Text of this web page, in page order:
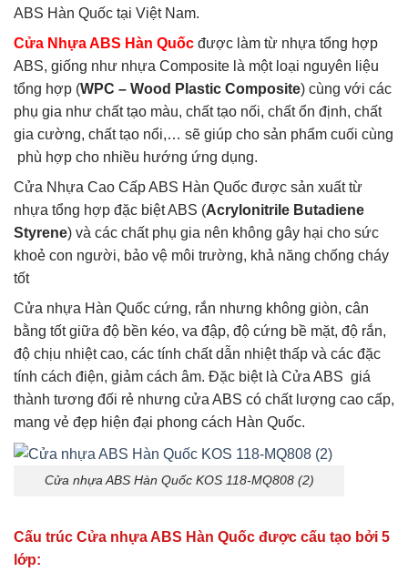
ABS Hàn Quốc tại Việt Nam.
Cửa Nhựa ABS Hàn Quốc được làm từ nhựa tổng hợp
ABS, giống như nhựa Composite là một loại nguyên liệu
tổng hợp (WPC – Wood Plastic Composite) cùng với các
phụ gia như chất tạo màu, chất tạo nối, chất ổn định, chất
gia cường, chất tạo nổi,… sẽ giúp cho sản phẩm cuối cùng
phù hợp cho nhiều hướng ứng dụng.
Cửa Nhựa Cao Cấp ABS Hàn Quốc được sản xuất từ
nhựa tổng hợp đặc biệt ABS (Acrylonitrile Butadiene
Styrene) và các chất phụ gia nên không gây hại cho sức
khoẻ con người, bảo vệ môi trường, khả năng chống cháy
tốt
Cửa nhựa Hàn Quốc cứng, rắn nhưng không giòn, cân
bằng tốt giữa độ bền kéo, va đập, độ cứng bề mặt, độ rắn,
độ chịu nhiệt cao, các tính chất dẫn nhiệt thấp và các đặc
tính cách điện, giảm cách âm. Đặc biệt là Cửa ABS giá
thành tương đối rẻ nhưng cửa ABS có chất lượng cao cấp,
mang vẻ đẹp hiện đại phong cách Hàn Quốc.
Cửa nhựa ABS Hàn Quốc KOS 118-MQ808 (2)
Cấu trúc Cửa nhựa ABS Hàn Quốc được cấu tạo bởi 5
lớp: